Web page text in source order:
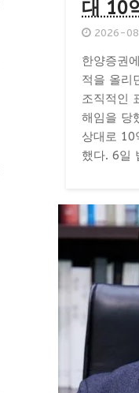
대 10
2026-
한양증권
적을 올리
조직적인
해임을 당
상대로 10
했다. 6일